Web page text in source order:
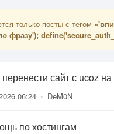
только посты с тегом
фразу');
сайт с ucoz
06:24 • DeM0N
по хостингам